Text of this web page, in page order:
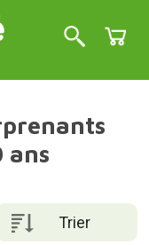
ans
Trier